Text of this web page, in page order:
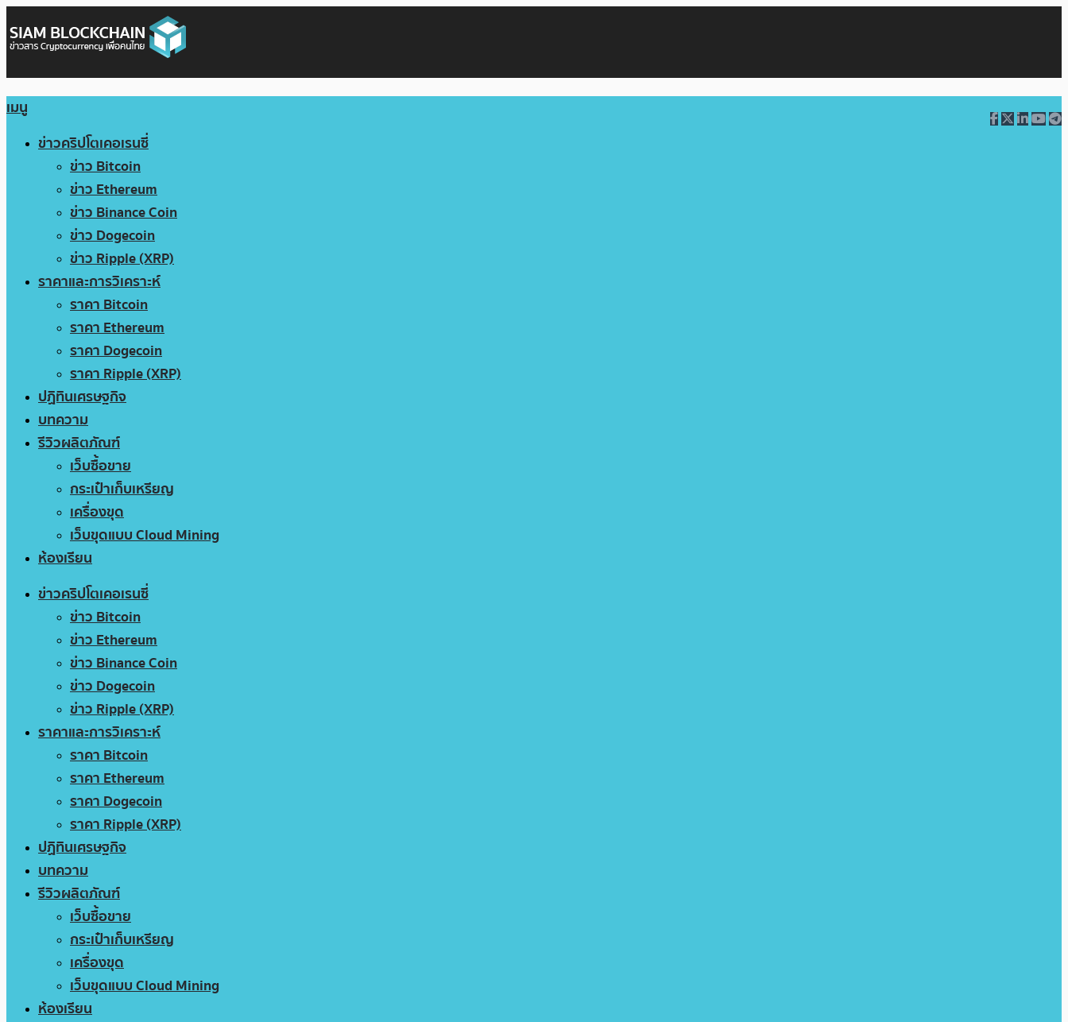
เมนู
ข่าวคริปโตเคอเรนซี่
ข่าว Bitcoin
ข่าว Ethereum
ข่าว Binance Coin
ข่าว Dogecoin
ข่าว Ripple (XRP)
ราคาและการวิเคราะห์
ราคา Bitcoin
ราคา Ethereum
ราคา Dogecoin
ราคา Ripple (XRP)
ปฏิทินเศรษฐกิจ
บทความ
รีวิวผลิตภัณฑ์
เว็บซื้อขาย
กระเป๋าเก็บเหรียญ
เครื่องขุด
เว็บขุดแบบ Cloud Mining
ห้องเรียน
ข่าวคริปโตเคอเรนซี่
ข่าว Bitcoin
ข่าว Ethereum
ข่าว Binance Coin
ข่าว Dogecoin
ข่าว Ripple (XRP)
ราคาและการวิเคราะห์
ราคา Bitcoin
ราคา Ethereum
ราคา Dogecoin
ราคา Ripple (XRP)
ปฏิทินเศรษฐกิจ
บทความ
รีวิวผลิตภัณฑ์
เว็บซื้อขาย
กระเป๋าเก็บเหรียญ
เครื่องขุด
เว็บขุดแบบ Cloud Mining
ห้องเรียน